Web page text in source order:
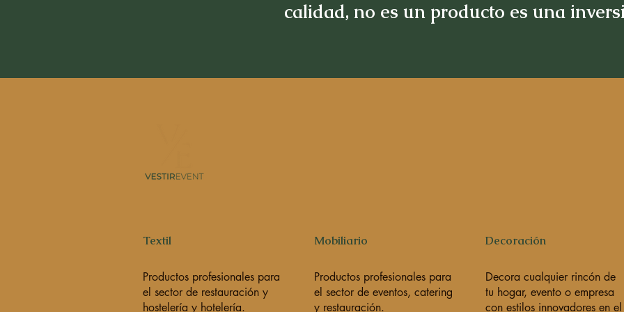
calidad, no es un producto es una
Textil
Productos profesionales para
el sector de restauración y
hostelería y hotelería.
Mobiliario
Productos profesionales para
el sector de eventos, catering
y restauración.
Decoración
Decora cualquier rincón de
tu hogar, evento o empresa
con estilos innovadores en el